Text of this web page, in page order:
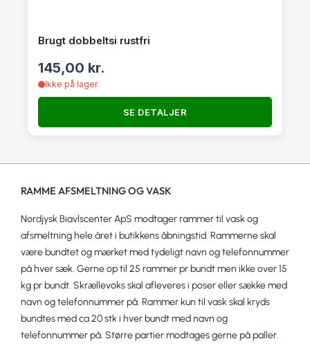
Brugt dobbeltsi rustfri
145,00 kr.
Ikke på lager
SE DETALJER
RAMME AFSMELTNING OG VASK
Nordjysk Biavlscenter ApS modtager rammer til vask og
afsmeltning hele året i butikkens åbningstid. Rammerne skal
være bundtet og mærket med tydeligt navn og telefonnummer
på hver sæk. Gerne op til 25 rammer pr bundt men ikke over 15
kg pr bundt. Skrællevoks skal afleveres i poser eller sække med
navn og telefonnummer på. Rammer kun til vask skal kryds
bundtes med ca 20 stk i hver bundt med navn og
telefonnummer på. Større partier modtages gerne på paller.